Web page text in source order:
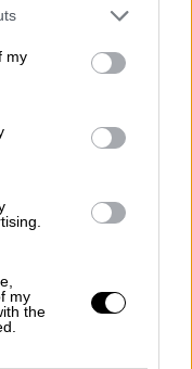
or more Google
You may click to
third-party tags to
in below Google
my
my
the
οργανισμό.
είναι αρκετά
άνδρας
για την
χρόνο και
από άλλη
προκάλεσε μια